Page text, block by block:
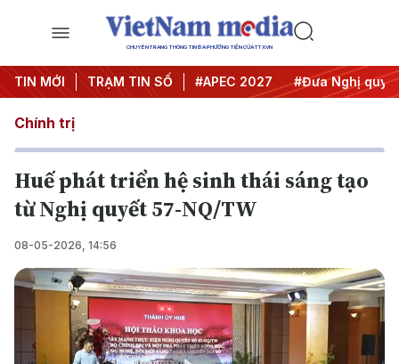
CHUYÊN TRANG THÔNG TIN ĐA PHƯƠNG TIỆN CỦA TTXVN
TIN MỚI TRẠM TIN SỐ
#Hội nghị Trung ương 3 #APEC 2027 #Đưa Nghị quyết
Chính trị
Huế phát triển hệ sinh thái sáng tạo
từ Nghị quyết 57-NQ/TW
08-05-2026, 14:56